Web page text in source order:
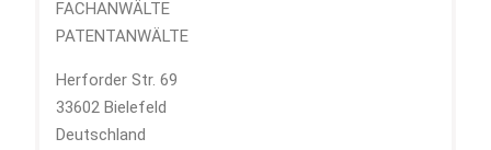
FACHANWÄLTE
PATENTANWÄLTE
Herforder Str. 69
33602 Bielefeld
Deutschland